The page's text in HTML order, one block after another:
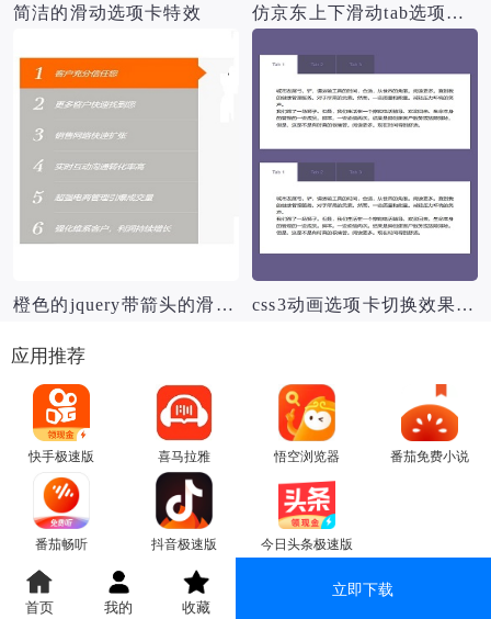
简洁的滑动选项卡特效 仿京东上下滑动tab选项卡源码
橙色的jquery带箭头的滑动选项卡内容切换代码 jquery带箭头的滑动选项卡源码 css3动画选项卡切换效果源码
应用推荐
快手极速版 喜马拉雅 悟空浏览器 番茄免费小说
番茄畅听 抖音极速版 今日头条极速版
首页 我的 收藏
立即下载